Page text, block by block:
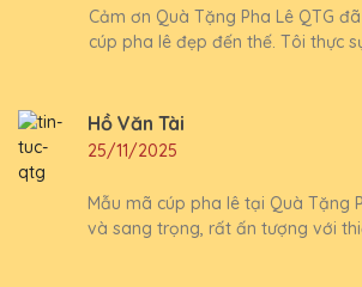
Cảm ơn Quà Tặng Pha Lê QTG
cúp pha lê đẹp đến thế. Tôi thực
Hồ Văn Tài
25/11/2025
Mẫu mã cúp pha lê tại Quà Tặng
và sang trọng, rất ấn tượng với